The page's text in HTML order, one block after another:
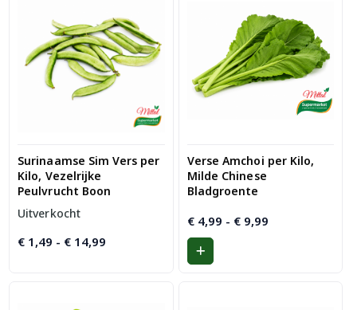
Surinaamse Sim Vers per
Kilo, Vezelrijke
Peulvrucht Boon
Uitverkocht
€ 1,49 - € 14,99
Verse Amchoi per Kilo,
Milde Chinese
Bladgroente
€4,99 - €9,99Prijsklasse: